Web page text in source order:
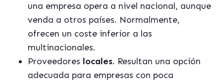
una empresa opera a nivel nacional, aunque
venda a otros países. Normalmente,
ofrecen un coste inferior a las
multinacionales.
Proveedores locales. Resultan una opción
adecuada para empresas con poca